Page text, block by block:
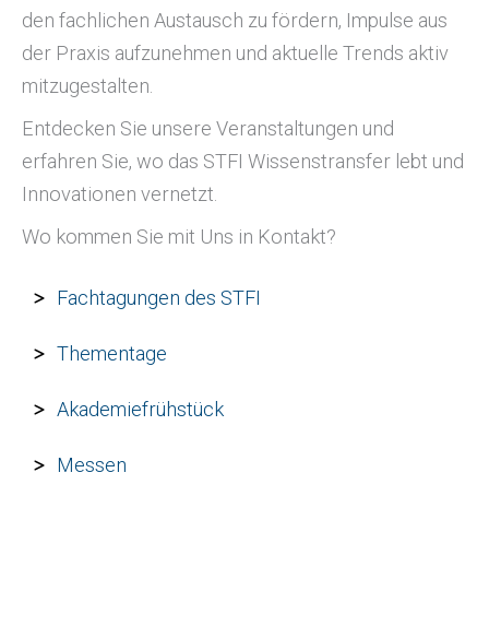
den fachlichen Austausch zu fördern, Impulse aus
der Praxis aufzunehmen und aktuelle Trends aktiv
mitzugestalten.
Entdecken Sie unsere Veranstaltungen und
erfahren Sie, wo das STFI Wissenstransfer lebt und
Innovationen vernetzt.
Wo kommen Sie mit Uns in Kontakt?
Fachtagungen des STFI
Thementage
Akademiefrühstück
Messen